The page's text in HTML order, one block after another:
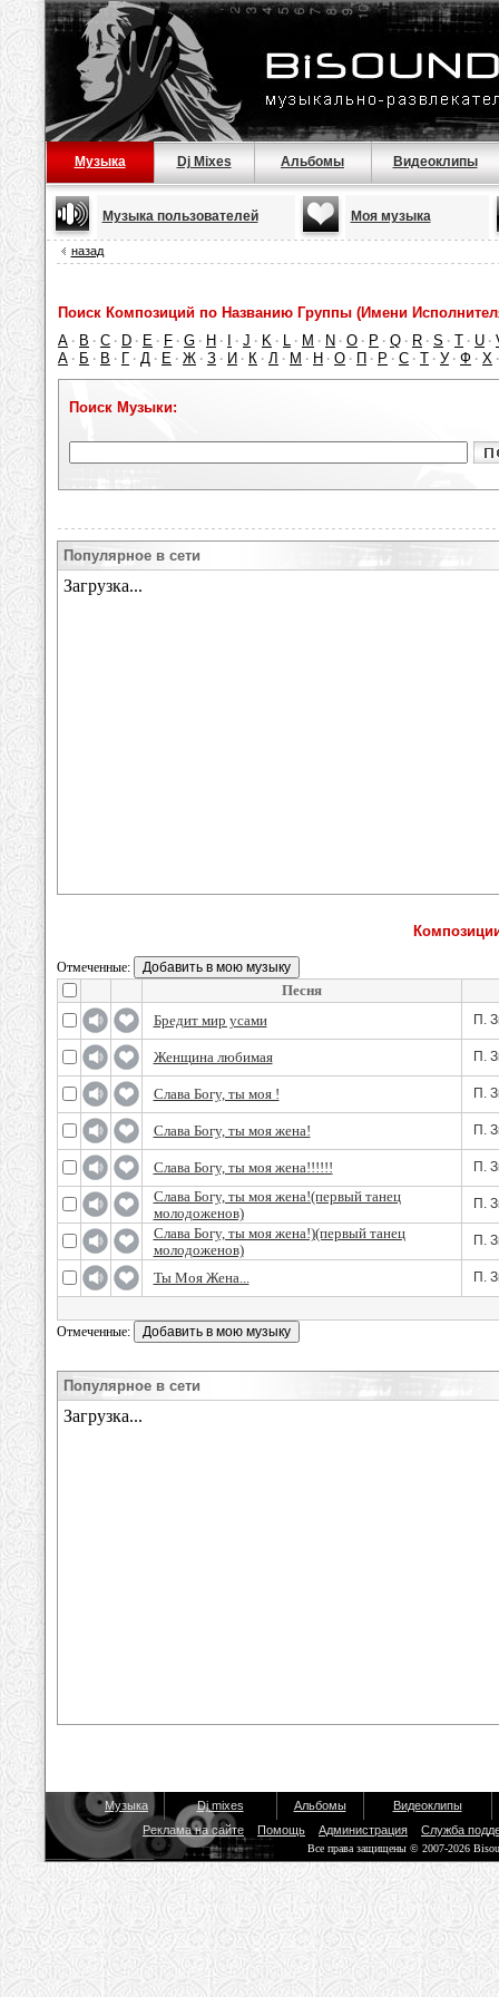
Музыка Dj Mixes Альбомы Видеоклипы
Музыка пользователей Моя музыка
назад
Поиск Композиций по Названию Группы (Имени
A · B · C · D · E · F · G · H · · J · K · L · M · N · O · P · Q · R · S · T · U ·
А · Б · В · Г · Д · Е · Ж · З · И · К · Л · М · Н · О · П · Р · С · Т · У · Ф · Х
Поиск Музыки:
Популярное в сети
Отмеченные:
Песня
Бредит мир усами
П.
Женщина любимая П.
Слава Богу, ты моя ! П.
Слава Богу, ты моя жена! П.
Слава Богу, ты моя жена!!!!!! П.
Слава Богу, ты моя жена!(первый танец
молодоженов)
П.
Слава Богу, ты моя жена!)(первый танец
молодоженов)
П.
Ты Моя Жена... П.
Отмеченные:
Популярное в сети
Музыка Dj mixes Альбомы
Видеоклипы
Реклама на сайте
Помощь Администрация Служба
Все права защищены © 2007-2026